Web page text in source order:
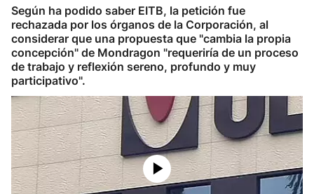
Según ha podido saber EITB, la petición fue
rechazada por los órganos de la Corporación, al
considerar que una propuesta que "cambia la propia
concepción" de Mondragon "requeriría de un proceso
de trabajo y reflexión sereno, profundo y muy
participativo".